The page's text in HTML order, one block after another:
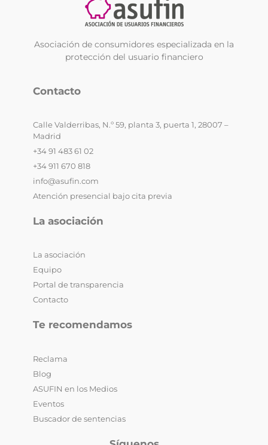
Asociación de consumidores especializada en la
protección del usuario financiero
Contacto
Calle Valderribas, N.º 59, planta 3, puerta 1, 28007 –
Madrid
+34 91 483 61 02
+34 911 670 818
info@asufin.com
Atención presencial bajo cita previa
La asociación
La asociación
Equipo
Portal de transparencia
Contacto
Te recomendamos
Reclama
Blog
ASUFIN en los Medios
Eventos
Buscador de sentencias